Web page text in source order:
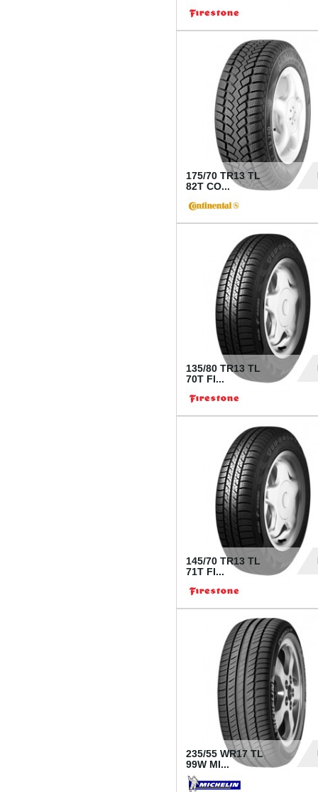
175/70 TR13 TL
82T CO...
135/80 TR13 TL
70T FI...
145/70 TR13 TL
71T FI...
235/55 WR17 TL
99W MI...